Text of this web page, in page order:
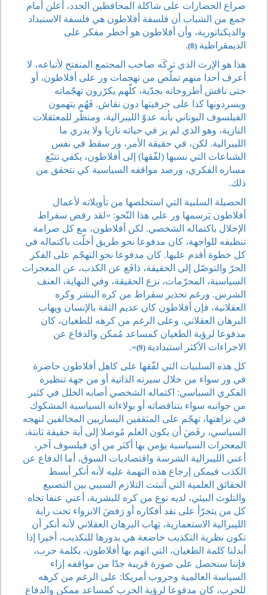
صراع الحضارات على شاكلة المحافظين الجدد، أعلن أمام
جمع من الشباب أن فلسفة أفلاطون هي فلسفة الاستبداد
والديكتاتورية، وأن أفلاطون هو أخطر مفكر على
الديمقراطية (8)
.
هذا هو الإرث الذي تركَه صاحب المجتمع المنفتح لأتباعه، لا
أعرف أحدا منهم تملّص من تهجمات ور على أفلاطون، أو
حتى ناقش أطروحاته بجدّية، كلّهم يكرّرون تهجّماته
ويسردونها كذا على حرفيتها دون نقاش. فَهُم يتهمون
الفيلسوف اليوناني بأنه عدوّ الليبرالية، ومنظّر للمعتقلات
النازية، وهو الذي لم ير في حياته نازيا ولا يدري ما
الليبرالية. لكن، في حقيقة الأمر، ور سقط في نفس
الشناعات التي نسبها (لفّقها) إلى أفلاطون، يكفي تتبّع
مساره الفكري، ورصد مواقفه السياسية كي نتحقق من
ذلك.
الحصيلة السلبية التي استخلصها من تأويلاته لأعمال
أفلاطون يَرسمها ور على هذا النّحو: «لقد رفض سقراط
الإخلال باكتماله الشخصي. لكن أفلاطون، مع كل صرامة
تنظيفه للواجهة، كان مدفوعا نحو طريق أخلّت باكتماله في
كل خطوة أقدم عليها. كان مدفوعا نحو التهجّم على الفكر
الحرّ والتوصّل إلى الحقيقة، دَافَع عن الكذب، عن المعجزات
السياسية، المحرّمات، نزع الحقيقة، وفي النهاية، العنف
الشرس. ورغم تحذير سقراط من كره البشر وكره
العقلانية، فإن أفلاطون كان عديم الثقة بالإنسان ويهاب
البرهان العقلاني. وعلى الرغم من كرهه للطغيان، كان
مدفوعا لرؤية الطغيان كمساعد مُمكن والدفاع عن
الاجراءات الأكثر استبدادية (9)
».
كل هذه السلبيات التي لفّقها على كاهل أفلاطون حاضرة
في ور سواء من خلال سيرته الذاتية أو من جهة تنظيره
الفكري السياسي: اكتماله الشخصي أصابه الخلل في كثير
من جوانبه سواء بتناقضاته أو بولاءاته السياسية المشكوك
في نزاهتها، تهجّم على المثقفين اليساريين المخالفين لنهجه
السياسي، رفَضَ أن يكون العلم مُوصلا إلى أية حقيقة ثابتة،
المعجزات السياسية يؤمن بها أكثر من أي فيلسوف آخر،
أعني الليبرالية الشرسة واقتصاديات السوق، أما الدفاع عن
الكذب فيمكن إرجاع هذه التهمة عليه لأنه أنكر أبسط
الحقائق العلمية التي أثبتت التلازم السببي بين التصنيع
والتلوث البيئي، لديه نوع من كره للبشرية، أعني عنفا تجاه
كل من يتجرّأ على نقد أفكاره أو رَفضَ الانزواء تحت راية
الليبرالية الاستعمارية، يَهاب البرهان العقلاني لأنه أنكر أن
تكون نظرية التكذيب خاضعة هي بدورها للتكذيب، أخيرا إذا
أبدلنا كلمة الطغيان، التي اتهم بها أفلاطون، بكلمة حرب،
فإننا سنحصل على صورة قريبة جدّا من مواقفه إزاء
السياسة العالمية وحروب أمريكا: على الرغم من كرهه
للحرب، كان مدفوعا لرؤية الحرب كمساعد ممكن والدفاع